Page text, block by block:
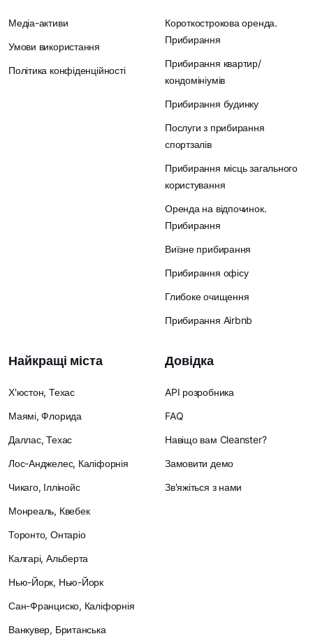
Медіа-активи
Умови використання
Політика конфіденційності
Короткострокова оренда.
Прибирання
Прибирання квартир/
кондомініумів
Прибирання будинку
Послуги з прибирання
спортзалів
Прибирання місць загального
користування
Оренда на відпочинок.
Прибирання
Виїзне прибирання
Прибирання офісу
Глибоке очищення
Прибирання Airbnb
Найкращі міста
Х'юстон, Техас
Маямі, Флорида
Даллас, Техас
Лос-Анджелес, Каліфорнія
Чикаго, Іллінойс
Монреаль, Квебек
Торонто, Онтаріо
Калгарі, Альберта
Нью-Йорк, Нью-Йорк
Сан-Франциско, Каліфорнія
Ванкувер, Британська
Довідка
API розробника
FAQ
Навіщо вам Cleanster?
Замовити демо
Зв'яжіться з нами